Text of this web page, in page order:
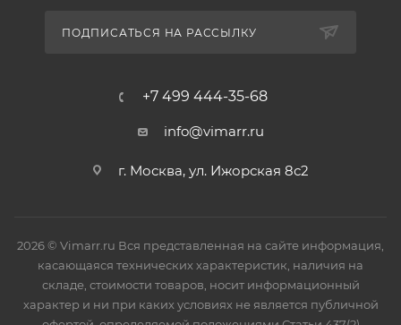
ПОДПИСАТЬСЯ НА РАССЫЛКУ
+7 499 444-35-68
info@vimarr.ru
г. Москва, ул. Ижорская 8с2
2026 © Vimarr.ru Вся представленная на сайте информация,
касающаяся технических характеристик, наличия на
складе, стоимости товаров, носит информационный
характер и ни при каких условиях не является публичной